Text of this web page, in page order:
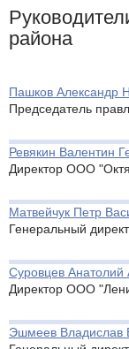
района
Пашков Александр
Председатель
Ревякин Валентин
Директор ООО
Матвейчук Петр
Генеральный
Суровцев Анатолий
Директор ООО
Эшмеев Владислав